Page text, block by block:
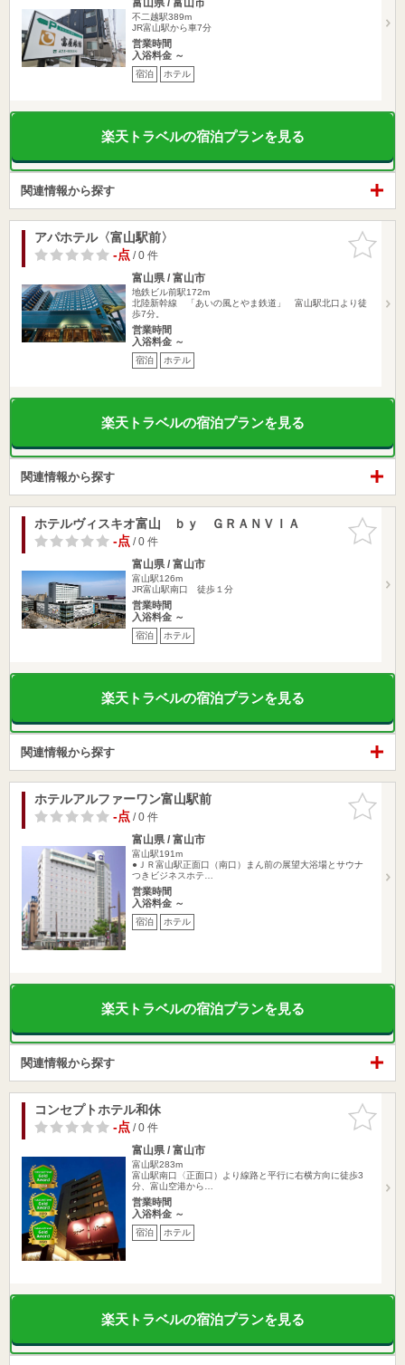
不二越駅389m
JR富山駅から車7分
営業時間
入浴料金 ～
宿泊 ホテル
楽天トラベルの宿泊プランを見る
関連情報から探す
お気に入
りに追加
アパホテル〈富山駅前〉
-点/ 0 件
富山県 / 富山市
地鉄ビル前駅172m
北陸新幹線 「あいの風とやま鉄道」 富山駅北口より徒
歩7分。
営業時間
入浴料金 ～
宿泊 ホテル
楽天トラベルの宿泊プランを見る
関連情報から探す
お気に入
りに追加
ホテルヴィスキオ富山 ｂｙ ＧＲＡＮＶＩＡ
-点/ 0 件
富山県 / 富山市
富山駅126m
JR富山駅南口 徒歩１分
営業時間
入浴料金 ～
宿泊 ホテル
楽天トラベルの宿泊プランを見る
関連情報から探す
お気に入
りに追加
ホテルアルファーワン富山駅前
-点/ 0 件
富山県 / 富山市
富山駅191m
●ＪＲ富山駅正面口（南口）まん前の展望大浴場とサウナ
つきビジネスホテ…
営業時間
入浴料金 ～
宿泊 ホテル
楽天トラベルの宿泊プランを見る
関連情報から探す
お気に入
りに追加
コンセプトホテル和休
-点/ 0 件
富山県 / 富山市
富山駅283m
富山駅南口〈正面口）より線路と平行に右横方向に徒歩3
分、富山空港から…
営業時間
入浴料金 ～
宿泊 ホテル
楽天トラベルの宿泊プランを見る